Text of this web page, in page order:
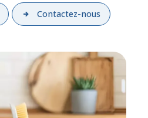
Contactez-nous